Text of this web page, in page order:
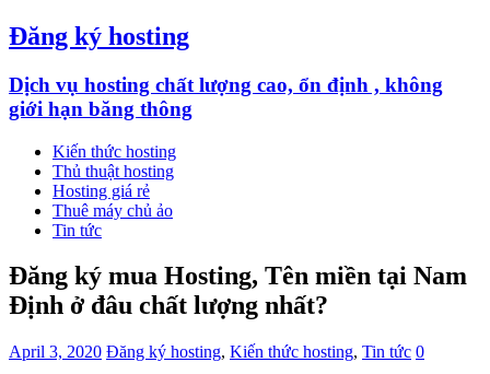
Đăng ký hosting
Dịch vụ hosting chất lượng cao, ổn định , không
giới hạn băng thông
Kiến thức hosting
Thủ thuật hosting
Hosting giá rẻ
Thuê máy chủ ảo
Tin tức
Đăng ký mua Hosting, Tên miền tại Nam
Định ở đâu chất lượng nhất?
April 3, 2020 Đăng ký hosting, Kiến thức hosting, Tin tức 0